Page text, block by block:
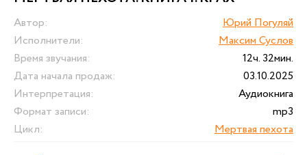
Автор:
Юрий Погуляй
Исполнители:
Максим Суслов
Время звучания:
12ч. 32мин.
Дата начала продаж:
03.10.2025
Интерпретация:
Аудиокнига
Формат записи:
mp3
Цикл:
Мертвая пехота